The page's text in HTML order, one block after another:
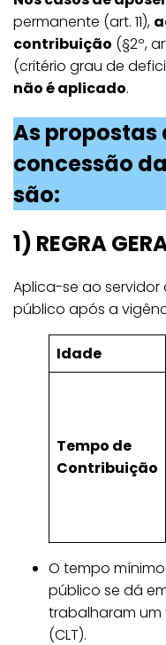
permanente (art. 11),
contribuição (§2º,
(critério grau de
não é aplicado.
As
concessão
são:
1) REGRA
Aplica-se ao
público após a
Idade
Tempo de
Contribuição
O tempo
público se dá
trabalharam
(CLT).